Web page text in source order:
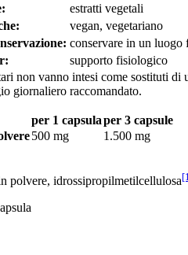
estratti vegetali
vegan, vegetariano
conservare in un luogo
supporto fisiologico
non vanno intesi come sostituti di
giornaliero raccomandato.
per 1 capsulaper 3 capsule
500 mg
1.500 mg
polvere, idrossipropilmetilcellulosa